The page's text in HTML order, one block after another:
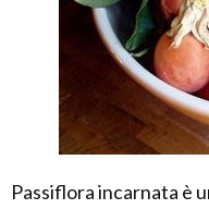
Passiflora incarnata è